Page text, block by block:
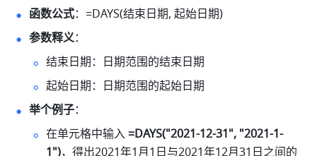
函数公式：=DAYS(结束日期, 起始日期)
参数释义：
结束日期：日期范围的结束日期
起始日期：日期范围的起始日期
举个例子：
在单元格中输入 =DAYS("2021-12-31", "2021-1-